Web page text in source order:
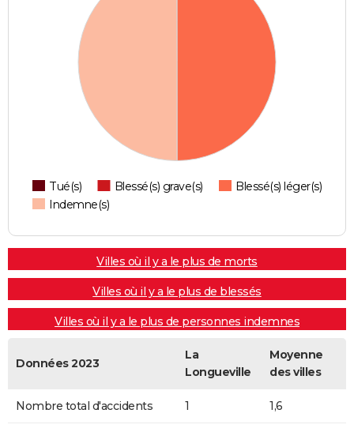
Tué(s) Blessé(s) grave(s)
Blessé(s) léger(s)
Indemne(s)
Villes où il y a le plus de morts
Villes où il y a le plus de blessés
Villes où il y a le plus de personnes indemnes
Données 2023
La
Longueville
Moyenne
des villes
Nombre total d'accidents 1 1,6